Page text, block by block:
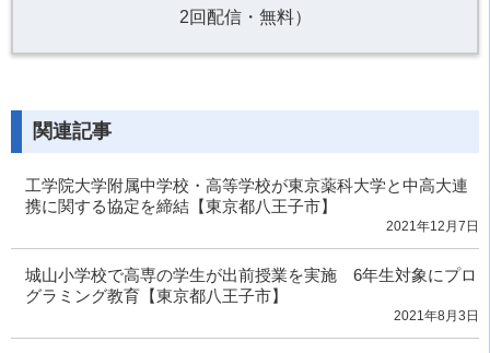
2回配信・無料）
関連記事
工学院大学附属中学校・高等学校が東京薬科大学と中高大連
携に関する協定を締結【東京都八王子市】
2021年12月7日
城山小学校で高専の学生が出前授業を実施 6年生対象にプロ
グラミング教育【東京都八王子市】
2021年8月3日